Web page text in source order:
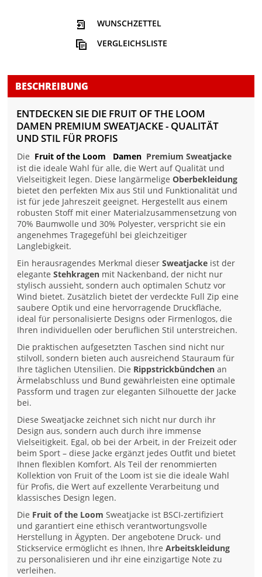
WUNSCHZETTEL
VERGLEICHSLISTE
BESCHREIBUNG
ENTDECKEN SIE DIE FRUIT OF THE LOOM
DAMEN PREMIUM SWEATJACKE - QUALITÄT
UND STIL FÜR PROFIS
Die Fruit of the Loom Damen Premium Sweatjacke
ist die ideale Wahl für alle, die Wert auf Qualität und
Vielseitigkeit legen. Diese langärmeligeOberbekleidung
bietet den perfekten Mix aus Stil und Funktionalität und
ist für jede Jahreszeit geeignet. Hergestellt aus einem
robusten Stoff mit einer Materialzusammensetzung von
70% Baumwolle und 30% Polyester, verspricht sie ein
angenehmes Tragegefühl bei gleichzeitiger
Langlebigkeit.
Ein herausragendes Merkmal dieserSweatjacke ist der
eleganteStehkragen mit Nackenband, der nicht nur
stylisch aussieht, sondern auch optimalen Schutz vor
Wind bietet. Zusätzlich bietet der verdeckte Full Zip eine
saubere Optik und eine hervorragende Druckfläche,
ideal für personalisierte Designs oder Firmenlogos, die
Ihren individuellen oder beruflichen Stil unterstreichen.
Die praktischen aufgesetzten Taschen sind nicht nur
stilvoll, sondern bieten auch ausreichend Stauraum für
Ihre täglichen Utensilien. Die Rippstrickbündchen an
Ärmelabschluss und Bund gewährleisten eine optimale
Passform und tragen zur eleganten Silhouette der Jacke
bei.
Diese Sweatjacke zeichnet sich nicht nur durch ihr
Design aus, sondern auch durch ihre immense
Vielseitigkeit. Egal, ob bei der Arbeit, in der Freizeit oder
beim Sport – diese Jacke ergänzt jedes Outfit und bietet
Ihnen flexiblen Komfort. Als Teil der renommierten
Kollektion von Fruit of the Loom ist sie die ideale Wahl
für Profis, die Wert auf exzellente Verarbeitung und
klassisches Design legen.
Die Fruit of the Loom Sweatjacke ist BSCI-zertifiziert
und garantiert eine ethisch verantwortungsvolle
Herstellung in Ägypten. Der angebotene Druck- und
Stickservice ermöglicht es Ihnen, IhreArbeitskleidung
zu personalisieren und ihr eine einzigartige Note zu
verleihen.